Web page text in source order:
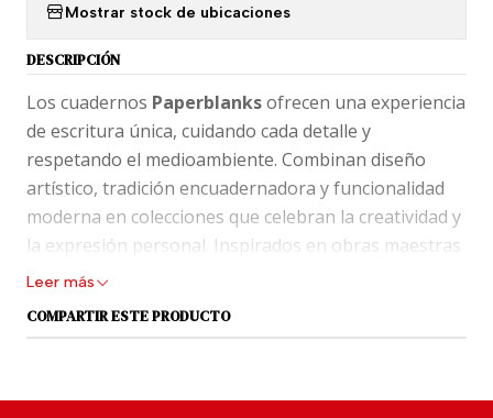
Mostrar stock de ubicaciones
DESCRIPCIÓN
Los cuadernos Paperblanksofrecen una experiencia
de escritura única, cuidando cada detalle y
respetando el medioambiente. Combinan diseño
artístico, tradición encuadernadora y funcionalidad
moderna en colecciones que celebran la creatividad y
la expresión personal. Inspirados en obras maestras
de museos y archivos históricos de todo el mundo,
arte de lo posible.
cómodo tamaño para trabajar, escribir y dibujar
Leer más
COMPARTIR ESTE PRODUCTO